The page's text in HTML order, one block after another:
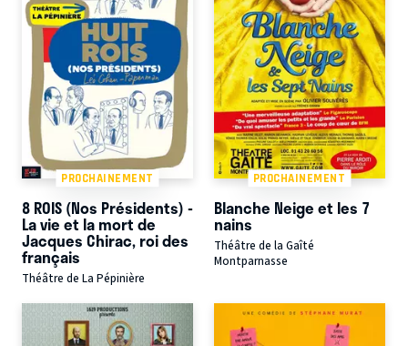
PROCHAINEMENT
8 ROIS (Nos Présidents) -
La vie et la mort de
Jacques Chirac, roi des
français
Théâtre de La Pépinière
PROCHAINEMENT
Blanche Neige et les 7
nains
Théâtre de la Gaîté
Montparnasse